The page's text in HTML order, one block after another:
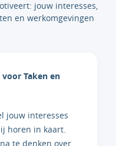
jouw interesses,
en werkomgevingen
Taken en
jouw interesses
horen in kaart.
te denken over